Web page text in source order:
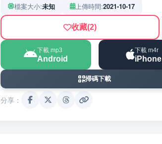
檔案大小:未知 上傳時間:2021-10-17
收藏(2)
下載 mp3
Android
下載 m4r
iPhone
掃碼下載
分享：